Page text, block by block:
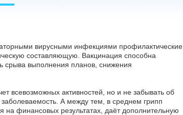
вирусными инфекциями профилактические
составляющую. Вакцинация способна
срыва выполнения планов, снижения
всевозможных активностей, но и не забывать об
А между тем, в среднем грипп
на финансовых результатах, даёт дополнительную